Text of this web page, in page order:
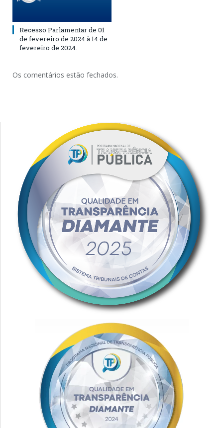
Recesso Parlamentar de 01
de fevereiro de 2024 à 14 de
fevereiro de 2024.
Os comentários estão fechados.